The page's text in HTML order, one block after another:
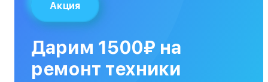
Кухонные плиты
МФУ
Акция
Дарим 1500₽ на
ремонт техники